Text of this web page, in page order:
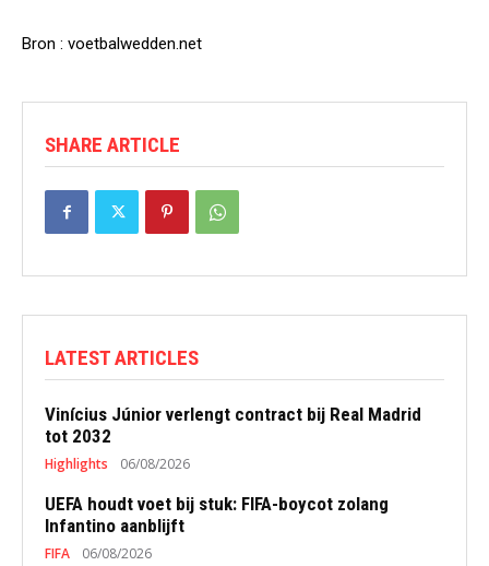
Bron : voetbalwedden.net
SHARE ARTICLE
LATEST ARTICLES
Vinícius Júnior verlengt contract bij Real Madrid
tot 2032
Highlights 06/08/2026
UEFA houdt voet bij stuk: FIFA-boycot zolang
Infantino aanblijft
FIFA 06/08/2026